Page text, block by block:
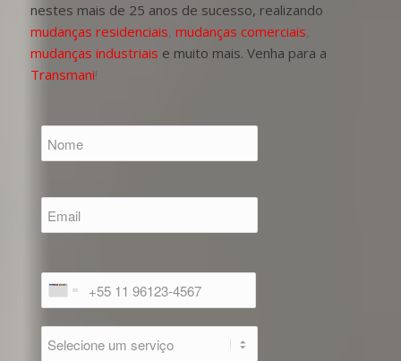
nestes mais de 25 anos de sucesso, realizando
mudanças residenciais mudanças comerciais
mudanças industriais e muito mais. Venha para a
Transmani!